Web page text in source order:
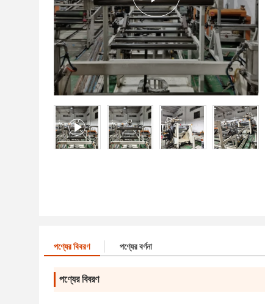
পণ্যের বিবরণ পণ্যের বর্ণনা
পণ্যের বিবরণ